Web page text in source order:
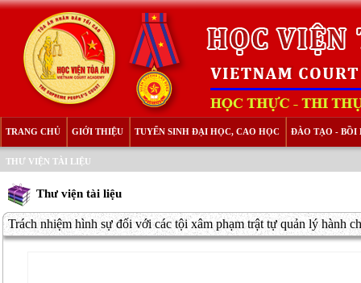
TRANG CHỦ GIỚI THIỆU TUYỂN SINH ĐẠI HỌC, CAO HỌC ĐÀO TẠO - BỒI
THƯ VIỆN TÀI LIỆU
Thư viện tài liệu
Trách nhiệm hình sự đối với các tội xâm phạm trật tự quản lý hành